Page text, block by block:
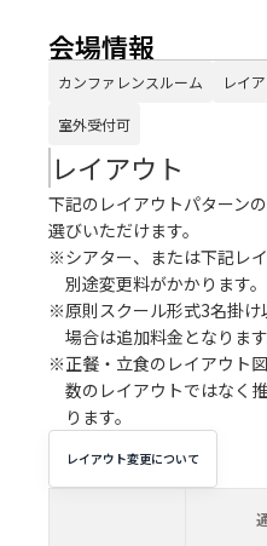
会場情報
カンファレンスルーム レイ
室外受付可
レイアウト
下記のレイアウトパターン
選びいただけます。
※シアター、または下記レ
別途変更料がかかります。
※原則スクール形式3名掛け
場合は追加料金となります
※正餐・立食のレイアウト
数のレイアウトではなく
ります。
レイアウト変更について